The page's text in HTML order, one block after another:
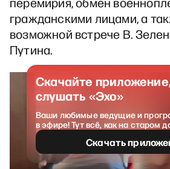
гражданскими лицами, а
возможной встрече В.
Путина.
Скачайте
слушать «Эхо»
Ваши любимые ведущие и
в эфире! Тут всё, как на старом
Скачать